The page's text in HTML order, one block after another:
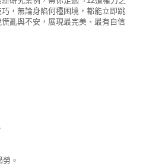
，無論身陷何種困境，都能立即跳
亂與不安，展現最完美、最有自信
。